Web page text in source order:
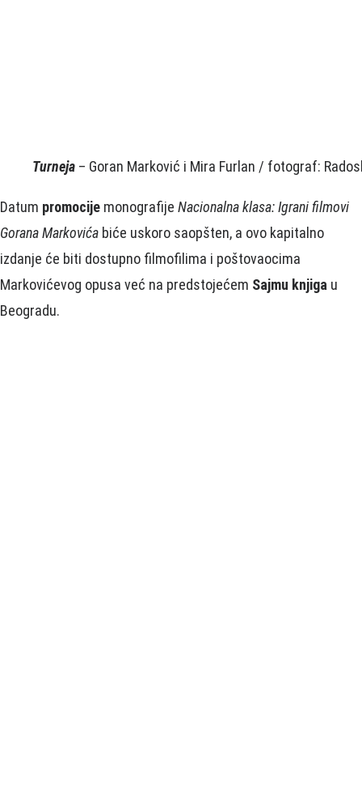
Turneja – Goran Marković i Mira Furlan / fotograf:
Datum promocije monografije Nacionalna klasa: Igrani filmovi
Gorana Markovića biće uskoro saopšten, a ovo kapitalno
izdanje će biti dostupno filmofilima i poštovaocima
Markovićevog opusa već na predstojećem Sajmu knjiga u
Beogradu.